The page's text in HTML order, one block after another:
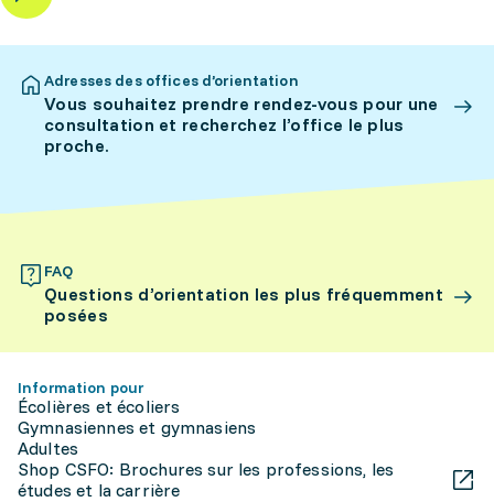
Adresses des offices d’orientation
Vous souhaitez prendre rendez-vous pour une
consultation et recherchez l’office le plus
proche.
FAQ
Questions d’orientation les plus fréquemment
posées
Information pour
Écolières et écoliers
Gymnasiennes et gymnasiens
Adultes
Shop CSFO: Brochures sur les professions, les
études et la carrière